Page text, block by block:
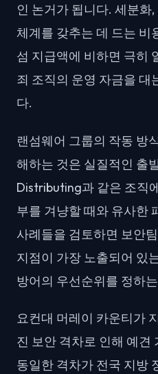
인 논거가 됩니다. 세분화
체계를 갖추는 데 드는 비
섬 지급액에 비하면 극히
죄 조직의 운영 자금을 대
다.
랜섬웨어 그룹의 작동 방
해하는 것은 실질적인 출
Distributing과 같은 조직
부를 겨냥할 때와 유사한
사례들을 검토하면 보안
지점이 가장 노출되어 있
방어의 우선순위를 정하
요컨대 머레이 카운티가
진 보안 격차로 인해 예견
동일한 격차가 전국 지방